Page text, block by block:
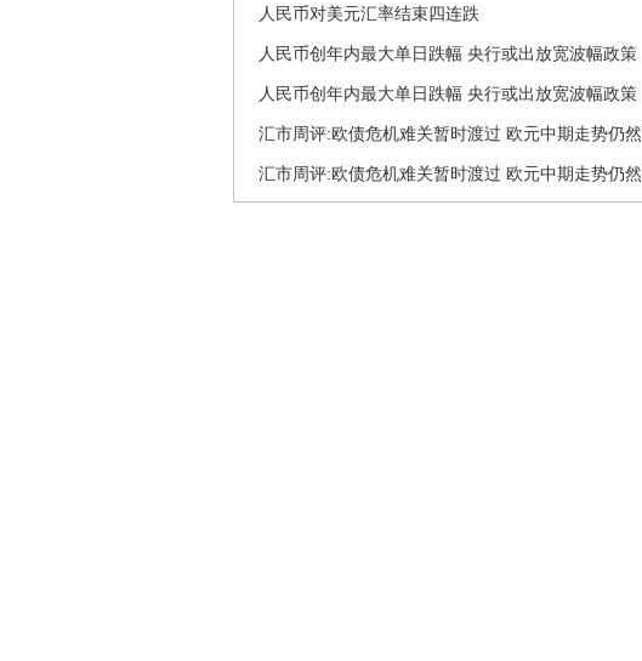
人民币对美元汇率结束四连跌
人民币创年内最大单日跌幅 央行或出放宽波幅政策
人民币创年内最大单日跌幅 央行或出放宽波幅政策
汇市周评:欧债危机难关暂时渡过 欧元中期走势仍
汇市周评:欧债危机难关暂时渡过 欧元中期走势仍